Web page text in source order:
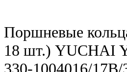
Поршневые
18 шт.) YUCHAI